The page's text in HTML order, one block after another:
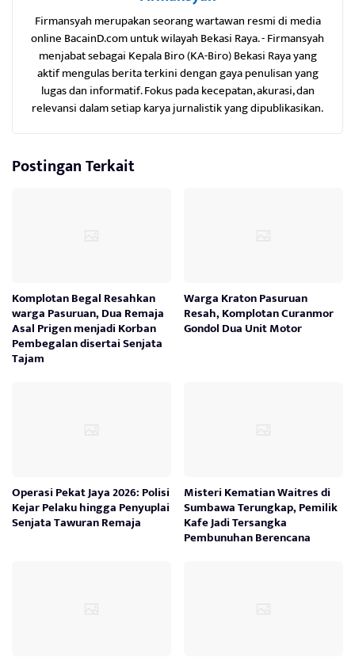
Firmansyah merupakan seorang wartawan resmi di media
online BacainD.com untuk wilayah Bekasi Raya. - Firmansyah
menjabat sebagai Kepala Biro (KA-Biro) Bekasi Raya yang
aktif mengulas berita terkini dengan gaya penulisan yang
lugas dan informatif. Fokus pada kecepatan, akurasi, dan
relevansi dalam setiap karya jurnalistik yang dipublikasikan.
Postingan Terkait
Komplotan Begal Resahkan
warga Pasuruan, Dua Remaja
Asal Prigen menjadi Korban
Pembegalan disertai Senjata
Tajam
Warga Kraton Pasuruan
Resah, Komplotan Curanmor
Gondol Dua Unit Motor
Operasi Pekat Jaya 2026: Polisi
Kejar Pelaku hingga Penyuplai
Senjata Tawuran Remaja
Misteri Kematian Waitres di
Sumbawa Terungkap, Pemilik
Kafe Jadi Tersangka
Pembunuhan Berencana